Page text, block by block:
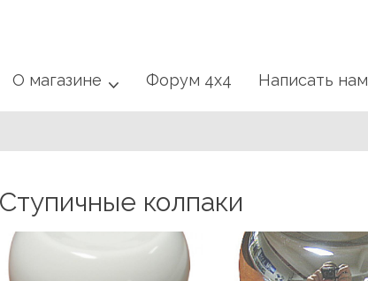
О магазине Форум 4x4 Написать нам
Ступичные колпаки